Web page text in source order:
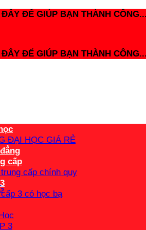
ĐỂ GIÚP BẠN THÀNH
ĐỂ GIÚP BẠN THÀNH
ĐẠI HỌC GIÁ RẺ
cấp
cấp chính quy
3 có học bạ
3